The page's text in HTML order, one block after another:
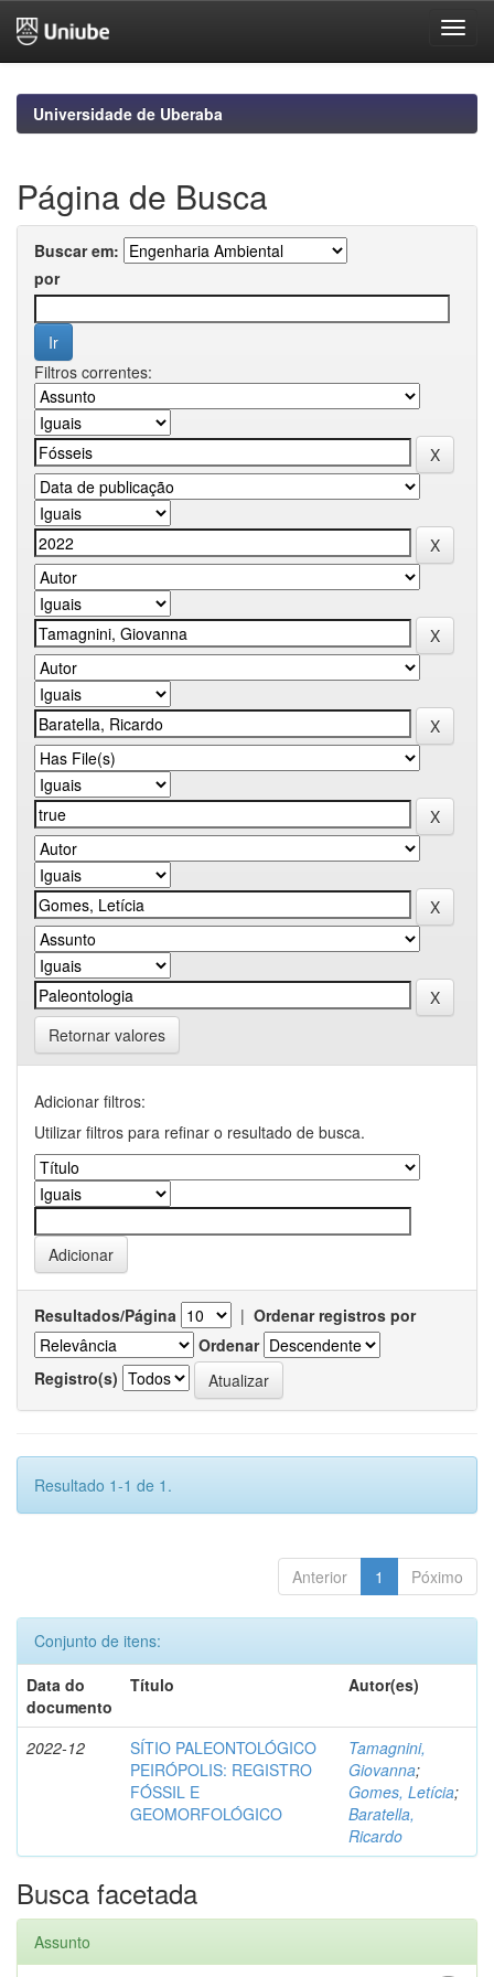
navigationUniversidade de Uberaba
Página de Busca
Buscar em:
por
Filtros correntes:
Retornar valores
Adicionar filtros:
Utilizar filtros para refinar o resultado de busca.
Resultados/Página | Ordenar registros por
Ordenar
Registro(s)
Resultado 1-1 de 1.
Anterior 1 Póximo
Conjunto de itens:
Data do
documento
Título Autor(es)
2022-12
SÍTIO PALEONTOLÓGICO
PEIRÓPOLIS: REGISTRO
FÓSSIL E
GEOMORFOLÓGICO
Tamagnini,
Giovanna;
Gomes, Letícia;
Baratella,
Ricardo
Busca facetada
Assunto